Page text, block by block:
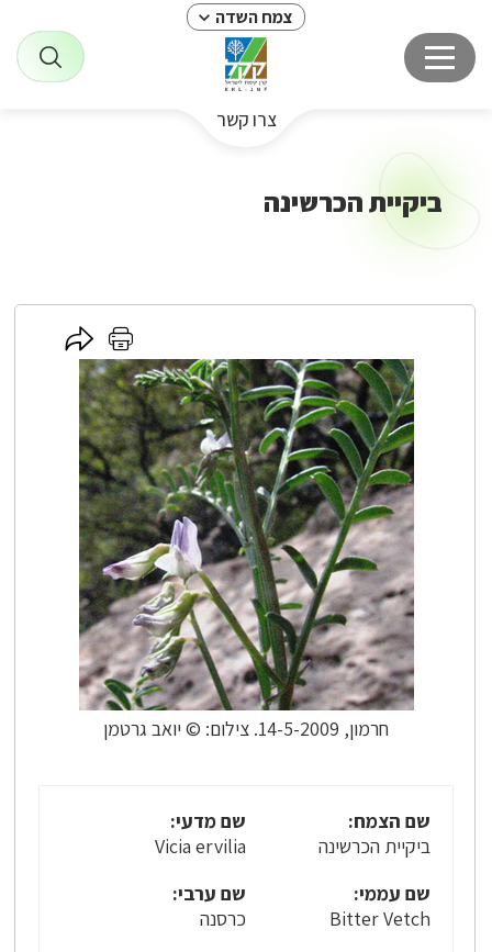
צמח השדה
צרו קשר
ביקיית הכרשינה
חרמון, 14-5-2009. צילום: © יואב גרטמן
לחץ
כאן
להדפסה
לחץ
כאן
לשיתוף
שם הצמח:
ביקיית הכרשינה
שם מדעי:
Vicia ervilia
שם עממי:
Bitter Vetch
שם ערבי:
כרסנה